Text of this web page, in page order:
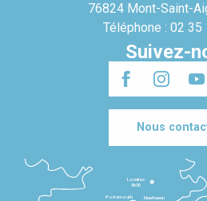
76824 Mont-Saint-
Téléphone : 02 35
Suivez-
Nous
Londres
3h30
Newhaven
Portsmouth